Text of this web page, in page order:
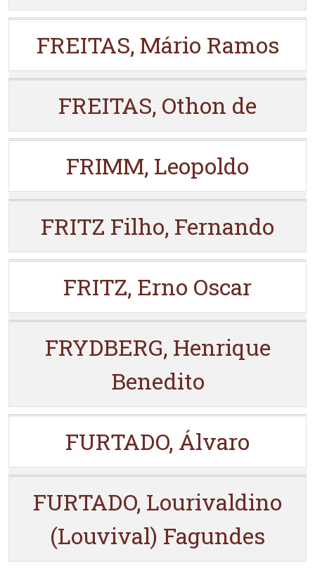
FREITAS, Mário Ramos
FREITAS, Othon de
FRIMM, Leopoldo
FRITZ Filho, Fernando
FRITZ, Erno Oscar
FRYDBERG, Henrique
Benedito
FURTADO, Álvaro
FURTADO, Lourivaldino
(Louvival) Fagundes